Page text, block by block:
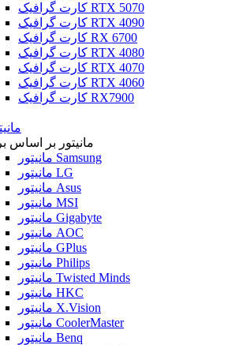
کارت گرافیک RTX 5070
کارت گرافیک RTX 4090
کارت گرافیک RX 6700
کارت گرافیک RTX 4080
کارت گرافیک RTX 4070
کارت گرافیک RTX 4060
کارت گرافیک RX7900
مانیتور بر اساس
مانیتور Samsung
مانیتور LG
مانیتور Asus
مانیتور MSI
مانیتور Gigabyte
مانیتور AOC
مانیتور GPlus
مانیتور Philips
مانیتور Twisted Minds
مانیتور HKC
مانیتور X.Vision
مانیتور CoolerMaster
مانیتور Benq